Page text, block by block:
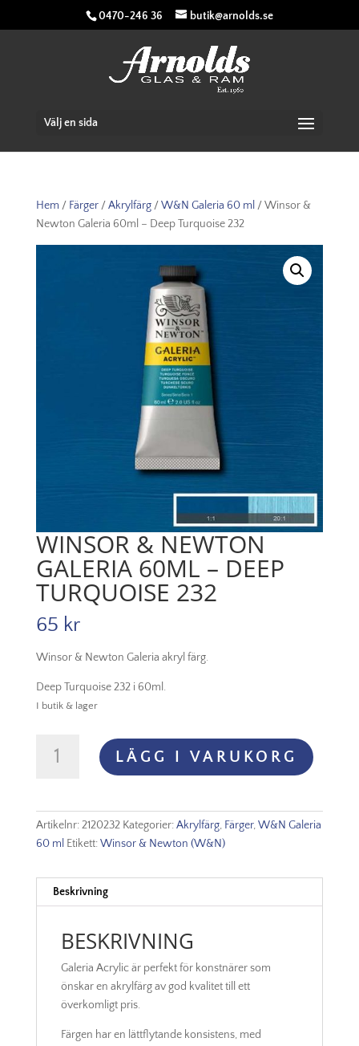
0470-246 36 butik@arnolds.se
Välj en sida
Hem / Färger/Akrylfärg/W&N Galeria 60 ml / Winsor &
Newton Galeria 60ml – Deep Turquoise 232
WINSOR & NEWTON
GALERIA 60ML – DEEP
TURQUOISE 232
65 kr
Winsor & Newton Galeria akryl färg.
Deep Turquoise 232 i 60ml.
I butik & lager
60ml
mängd
LÄGG I VARUKORG
Artikelnr:2120232 Kategorier:Akrylfärg, Färger,W&N Galeria
60 ml Etikett:Winsor & Newton (W&N)
Beskrivning
BESKRIVNING
Galeria Acrylic är perfekt för konstnärer som
önskar en akrylfärg av god kvalitet till ett
överkomligt pris.
Färgen har en lättflytande konsistens, med